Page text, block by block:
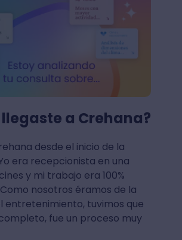
a Crehana?
desde el inicio de la
era recepcionista en una
y mi trabajo era 100%
nosotros éramos de la
entretenimiento, tuvimos que
fue un proceso muy